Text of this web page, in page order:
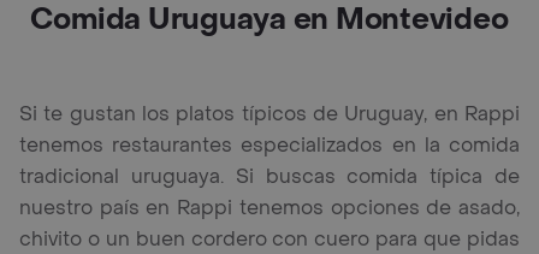
Comida Uruguaya en Montevideo
Si te gustan los platos típicos de Uruguay, en Rappi
tenemos restaurantes especializados en la comida
tradicional uruguaya. Si buscas comida típica de
nuestro país en Rappi tenemos opciones de asado,
chivito o un buen cordero con cuero para que pidas